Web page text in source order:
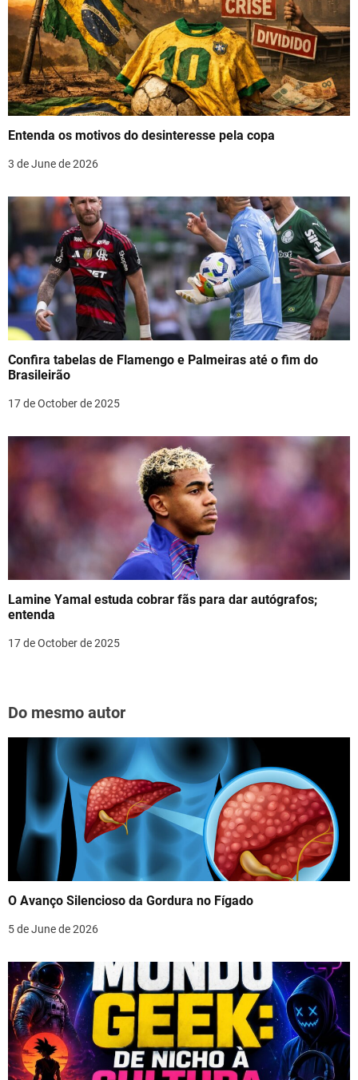
i
g
a
t
n
Entenda os motivos do desinteresse pela copa
3 de June de 2026
Confira tabelas de Flamengo e Palmeiras até o fim do
Brasileirão
17 de October de 2025
Lamine Yamal estuda cobrar fãs para dar autógrafos;
entenda
17 de October de 2025
Do mesmo autor
O Avanço Silencioso da Gordura no Fígado
5 de June de 2026